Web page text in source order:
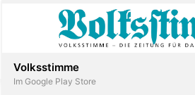
Abonnieren
Volksstimme
Im Google Play Store